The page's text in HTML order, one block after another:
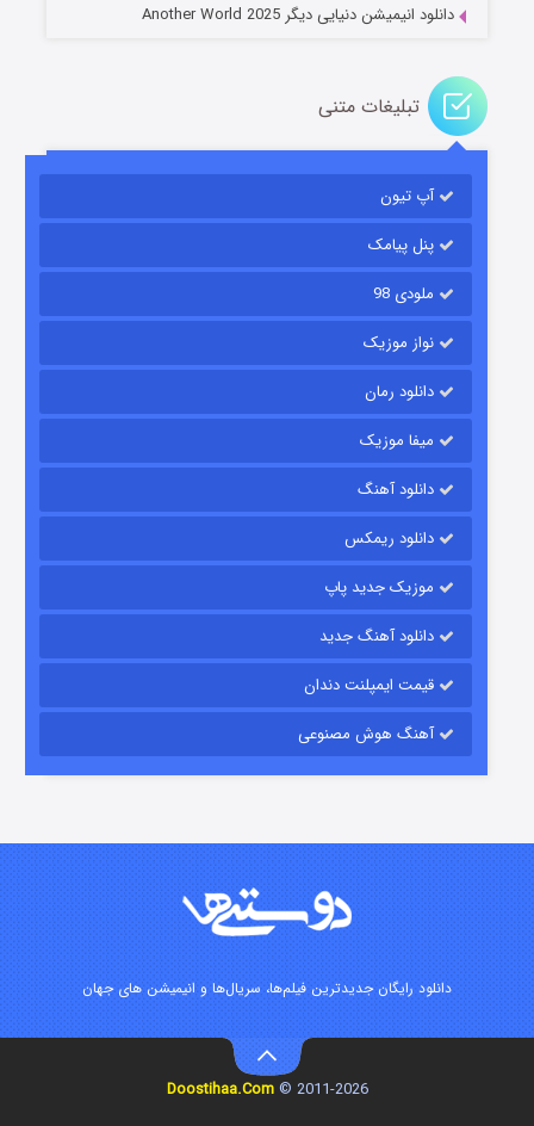
قسمت
قسمت۲ (دوبله) منتشر شد
دانلود انیمیشن دنیایی دیگر Another World 2025
تبلیغات متنی
آپ تیون
پنل پیامک
ملودی 98
نواز موزیک
دانلود رمان
میفا موزیک
دانلود آهنگ
دانلود ریمکس
موزیک جدید پاپ
دانلود آهنگ جدید
قیمت ایمپلنت دندان
آهنگ هوش مصنوعی
دانلود رایگان جدیدترین فیلم‌ها، سریال‌ها و انیمیشن های جهان
2011-2026 ©
Doostihaa.Com